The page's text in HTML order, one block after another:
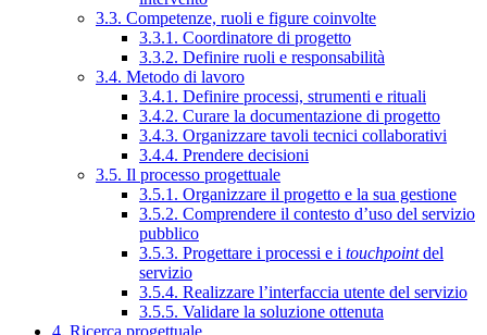
3.3. Competenze, ruoli e figure coinvolte
3.3.1. Coordinatore di progetto
3.3.2. Definire ruoli e responsabilità
3.4. Metodo di lavoro
3.4.1. Definire processi, strumenti e rituali
3.4.2. Curare la documentazione di progetto
3.4.3. Organizzare tavoli tecnici collaborativi
3.4.4. Prendere decisioni
3.5. Il processo progettuale
3.5.1. Organizzare il progetto e la sua gestione
3.5.2. Comprendere il contesto d’uso del servizio
pubblico
3.5.3. Progettare i processi e i touchpointdel
servizio
3.5.4. Realizzare l’interfaccia utente del servizio
3.5.5. Validare la soluzione ottenuta
4. Ricerca progettuale